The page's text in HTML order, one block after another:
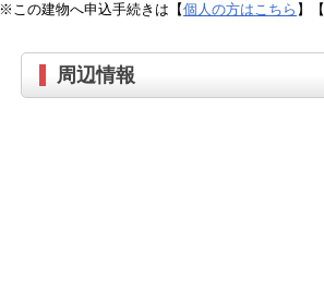
※この建物へ申込手続きは【個人の方はこちら 】【
周辺情報